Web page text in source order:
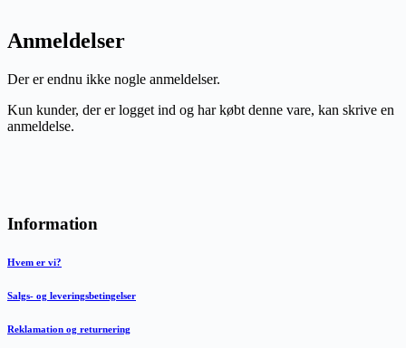
Anmeldelser
Der er endnu ikke nogle anmeldelser.
Kun kunder, der er logget ind og har købt denne vare, kan skrive en
anmeldelse.
Information
Hvem er vi?
Salgs- og leveringsbetingelser
Reklamation og returnering